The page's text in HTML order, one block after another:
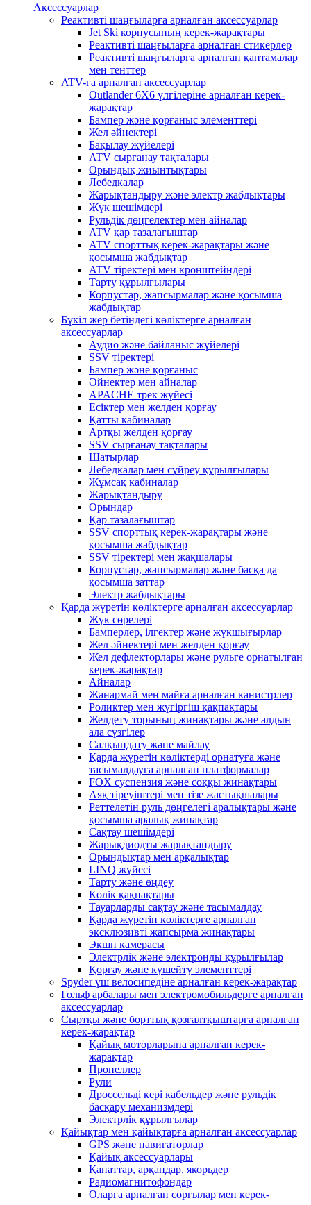
Аксессуарлар
Реактивті шаңғыларға арналған аксессуарлар
Jet Ski корпусының керек-жарақтары
Реактивті шаңғыларға арналған стикерлер
Реактивті шаңғыларға арналған қаптамалар
мен тенттер
ATV-ға арналған аксессуарлар
Outlander 6X6 үлгілеріне арналған керек-
жарақтар
Бампер және қорғаныс элементтері
Жел әйнектері
Бақылау жүйелері
ATV сырғанау тақталары
Орындық жиынтықтары
Лебедкалар
Жарықтандыру және электр жабдықтары
Жүк шешімдері
Рульдік дөңгелектер мен айналар
ATV қар тазалағыштар
ATV спорттық керек-жарақтары және
қосымша жабдықтар
ATV тіректері мен кронштейндері
Тарту құрылғылары
Корпустар, жапсырмалар және қосымша
жабдықтар
Бүкіл жер бетіндегі көліктерге арналған
аксессуарлар
Аудио және байланыс жүйелері
SSV тіректері
Бампер және қорғаныс
Әйнектер мен айналар
APACHE трек жүйесі
Есіктер мен желден қорғау
Қатты кабиналар
Артқы желден қорғау
SSV сырғанау тақталары
Шатырлар
Лебедкалар мен сүйреу құрылғылары
Жұмсақ кабиналар
Жарықтандыру
Орындар
Қар тазалағыштар
SSV спорттық керек-жарақтары және
қосымша жабдықтар
SSV тіректері мен жақшалары
Корпустар, жапсырмалар және басқа да
қосымша заттар
Электр жабдықтары
Қарда жүретін көліктерге арналған аксессуарлар
Жүк сөрелері
Бамперлер, ілгектер және жүкшығырлар
Жел әйнектері мен желден қорғау
Жел дефлекторлары және рульге орнатылған
керек-жарақтар
Айналар
Жанармай мен майға арналған канистрлер
Роликтер мен жүгіргіш қақпақтары
Желдету торының жинақтары және алдын
ала сүзгілер
Салқындату және майлау
Қарда жүретін көліктерді орнатуға және
тасымалдауға арналған платформалар
FOX суспензия және соққы жинақтары
Аяқ тіреуіштері мен тізе жастықшалары
Реттелетін руль дөңгелегі аралықтары және
қосымша аралық жинақтар
Сақтау шешімдері
Жарықдиодты жарықтандыру
Орындықтар мен арқалықтар
LINQ жүйесі
Тарту және өңдеу
Көлік қақпақтары
Тауарларды сақтау және тасымалдау
Қарда жүретін көліктерге арналған
эксклюзивті жапсырма жинақтары
Экшн камерасы
Электрлік және электронды құрылғылар
Қорғау және күшейту элементтері
Spyder үш велосипедіне арналған керек-жарақтар
Гольф арбалары мен электромобильдерге арналған
аксессуарлар
Сыртқы және борттық қозғалтқыштарға арналған
керек-жарақтар
Қайық моторларына арналған керек-
жарақтар
Пропеллер
Рули
Дроссельді кері кабельдер және рульдік
басқару механизмдері
Электрлік құрылғылар
Қайықтар мен қайықтарға арналған аксессуарлар
GPS және навигаторлар
Қайық аксессуарлары
Қанаттар, арқандар, якорьдер
Радиомагнитофондар
Оларға арналған сорғылар мен керек-